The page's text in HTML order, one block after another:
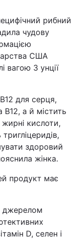
рибний
чудову
США
вагою 3 унції
для серця,
B12, а й містить
жирні кислоти,
здоровий
жінка.
продукт має
джерелом
D, селен і